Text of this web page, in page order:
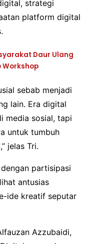
strategi
platform digital
Daur Ulang
Workshop
sebab menjadi
lain. Era digital
media sosial, tapi
untuk tumbuh
jelas Tri.
partisipasi
antusias
ide kreatif seputar
Azzubaidi,